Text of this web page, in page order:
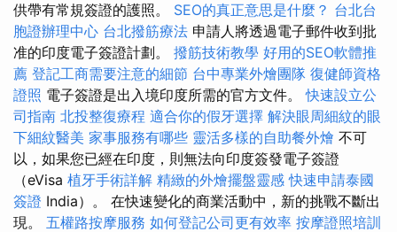
供帶有常規簽證的護照。 SEO的真正意思是什麼？ 台北台
胞證辦理中心 台北撥筋療法 申請人將透過電子郵件收到批
准的印度電子簽證計劃。 撥筋技術教學 好用的SEO軟體推
薦 登記工商需要注意的細節 台中專業外燴團隊 復健師資格
證照 電子簽證是出入境印度所需的官方文件。快速設立公
司指南 北投整復療程 適合你的假牙選擇 解決眼周細紋的眼
下細紋醫美 家事服務有哪些 靈活多樣的自助餐外燴 不可
以，如果您已經在印度，則無法向印度簽發電子簽證
（eVisa 植牙手術詳解 精緻的外燴擺盤靈感 快速申請泰國
簽證 India）。 在快速變化的商業活動中，新的挑戰不斷出
現。 五權路按摩服務 如何登記公司更有效率 按摩證照培訓